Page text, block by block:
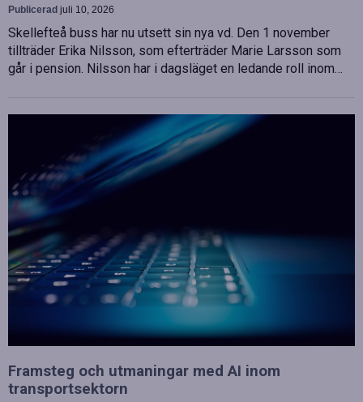
Publicerad juli 10, 2026
Skellefteå buss har nu utsett sin nya vd. Den 1 november
tillträder Erika Nilsson, som efterträder Marie Larsson som
går i pension. Nilsson har i dagsläget en ledande roll inom…
Framsteg och utmaningar med AI inom
transportsektorn